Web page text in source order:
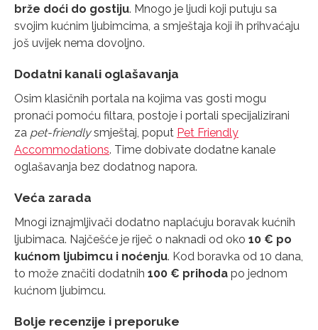
brže doći do gostiju. Mnogo je ljudi koji putuju sa
svojim kućnim ljubimcima, a smještaja koji ih prihvaćaju
još uvijek nema dovoljno.
Dodatni kanali oglašavanja
Osim klasičnih portala na kojima vas gosti mogu
pronaći pomoću filtara, postoje i portali specijalizirani
za pet-friendlysmještaj, poput Pet Friendly
Accommodations. Time dobivate dodatne kanale
oglašavanja bez dodatnog napora.
Veća zarada
Mnogi iznajmljivači dodatno naplaćuju boravak kućnih
ljubimaca. Najčešće je riječ o naknadi od oko 10 € po
kućnom ljubimcu i noćenju. Kod boravka od 10 dana,
to može značiti dodatnih 100 € prihoda po jednom
kućnom ljubimcu.
Bolje recenzije i preporuke